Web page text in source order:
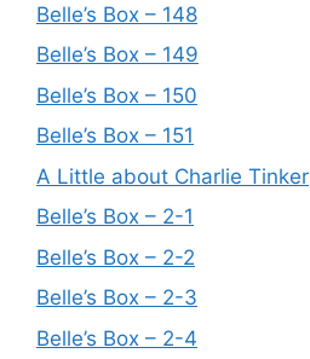
Belle’s Box – 148
Belle’s Box – 149
Belle’s Box – 150
Belle’s Box – 151
A Little about Charlie Tinker
Belle’s Box – 2-1
Belle’s Box – 2-2
Belle’s Box – 2-3
Belle’s Box – 2-4